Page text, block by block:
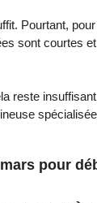
Pourtant,
sont courtes
reste
pour